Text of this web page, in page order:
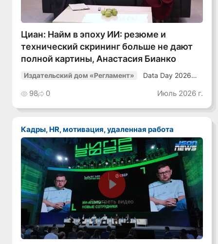
Циан: Найм в эпоху ИИ: резюме и
технический скрининг больше не дают
полной картины, Анастасия Бианко
Издательский дом «Регламент»
Data Day 2026
Как сохранять
уверенный курс
среде»
98 0 Июль 2026 г.
Кадры, HR, мотивация, удаленная работа
Смотреть видео